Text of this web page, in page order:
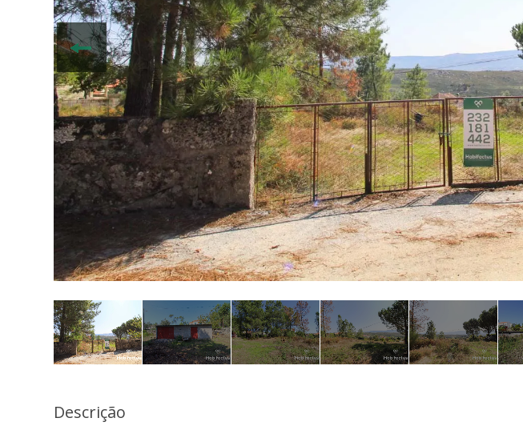
Descrição